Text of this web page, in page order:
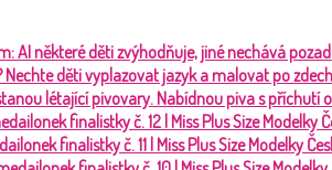
AI některé děti zvýhodňuje, jiné nechává
děti vyplazovat jazyk a malovat po zdech
létající pivovary. Nabídnou piva s příchutí
finalistky č. 12 | Miss Plus Size Modelky
finalistky č. 11 | Miss Plus Size Modelky